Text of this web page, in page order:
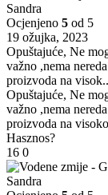
Sandra
Ocjenjeno 5 od 5
19 ožujka, 2023
Opuštajuće, Ne
važno ,nema
proizvoda na visok
Opuštajuće, Ne
važno ,nema
proizvoda na
Hasznos?
16 0
Sandra